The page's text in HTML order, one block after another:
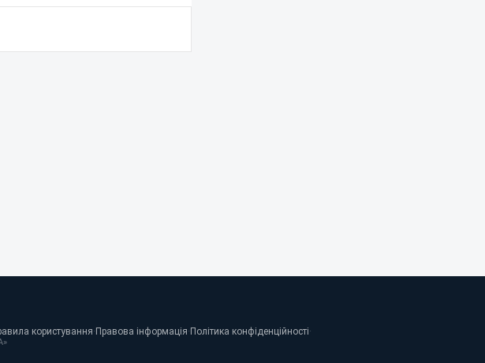
користування· Правова інформація· Політика конфіденційності·